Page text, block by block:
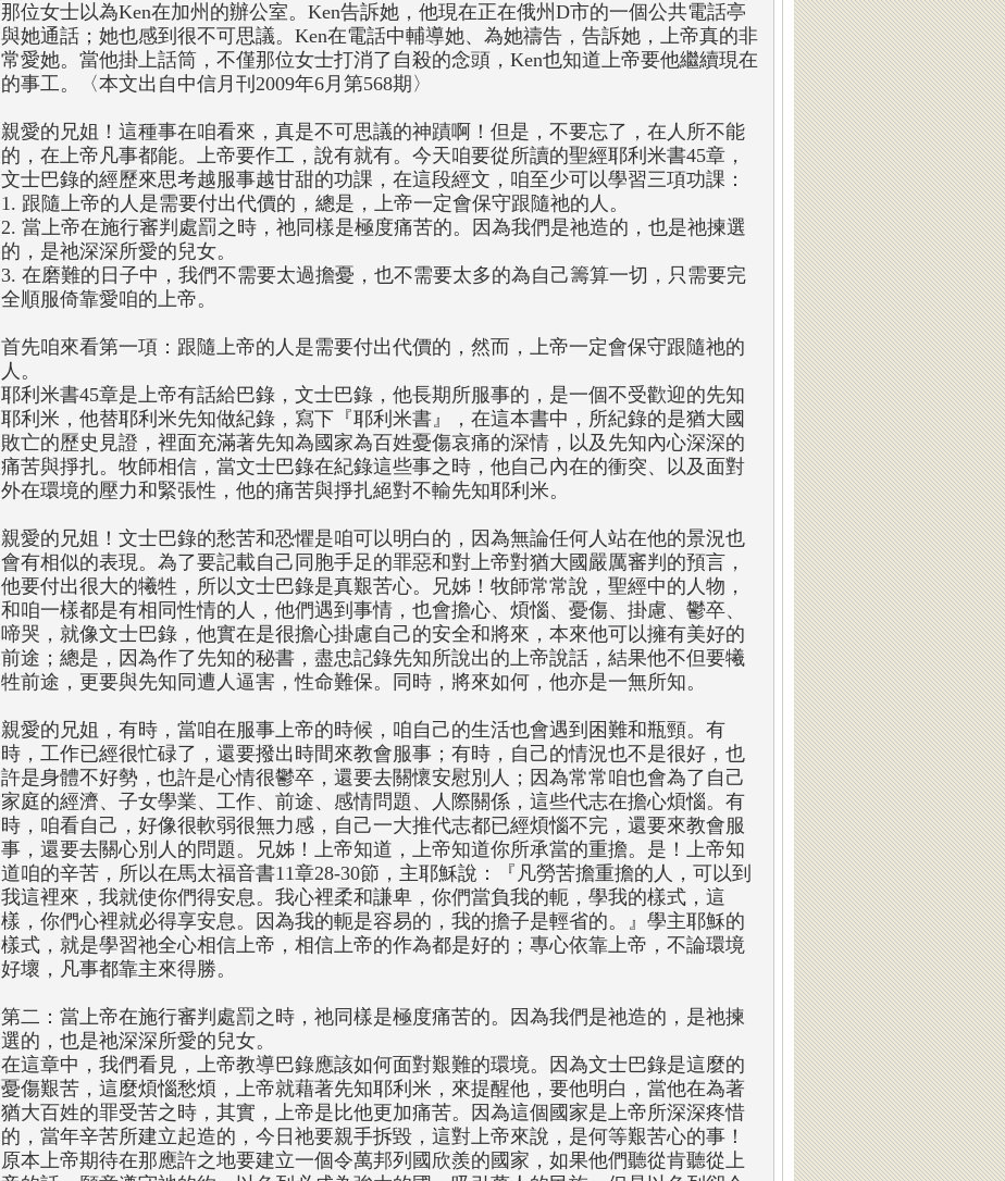
那位女士以為Ken在加州的辦公室。Ken告訴她，他現在正在俄州D市的一個公共電話亭
與她通話；她也感到很不可思議。Ken在電話中輔導她、為她禱告，告訴她，上帝真的非
常愛她。當他掛上話筒，不僅那位女士打消了自殺的念頭，Ken也知道上帝要他繼續現在
的事工。〈本文出自中信月刊2009年6月第568期〉
親愛的兄姐！這種事在咱看來，真是不可思議的神蹟啊！但是，不要忘了，在人所不能
的，在上帝凡事都能。上帝要作工，說有就有。今天咱要從所讀的聖經耶利米書45章，
文士巴錄的經歷來思考越服事越甘甜的功課，在這段經文，咱至少可以學習三項功課：
1. 跟隨上帝的人是需要付出代價的，總是，上帝一定會保守跟隨祂的人。
2. 當上帝在施行審判處罰之時，祂同樣是極度痛苦的。因為我們是祂造的，也是祂揀選
的，是祂深深所愛的兒女。
3. 在磨難的日子中，我們不需要太過擔憂，也不需要太多的為自己籌算一切，只需要完
全順服倚靠愛咱的上帝。
首先咱來看第一項：跟隨上帝的人是需要付出代價的，然而，上帝一定會保守跟隨祂的
人。
耶利米書45章是上帝有話給巴錄，文士巴錄，他長期所服事的，是一個不受歡迎的先知
耶利米，他替耶利米先知做紀錄，寫下『耶利米書』，在這本書中，所紀錄的是猶大國
敗亡的歷史見證，裡面充滿著先知為國家為百姓憂傷哀痛的深情，以及先知內心深深的
痛苦與掙扎。牧師相信，當文士巴錄在紀錄這些事之時，他自己內在的衝突、以及面對
外在環境的壓力和緊張性，他的痛苦與掙扎絕對不輸先知耶利米。
親愛的兄姐！文士巴錄的愁苦和恐懼是咱可以明白的，因為無論任何人站在他的景況也
會有相似的表現。為了要記載自己同胞手足的罪惡和對上帝對猶大國嚴厲審判的預言，
他要付出很大的犧牲，所以文士巴錄是真艱苦心。兄姊！牧師常常說，聖經中的人物，
和咱一樣都是有相同性情的人，他們遇到事情，也會擔心、煩惱、憂傷、掛慮、鬱卒、
啼哭，就像文士巴錄，他實在是很擔心掛慮自己的安全和將來，本來他可以擁有美好的
前途；總是，因為作了先知的秘書，盡忠記錄先知所說出的上帝說話，結果他不但要犧
牲前途，更要與先知同遭人逼害，性命難保。同時，將來如何，他亦是一無所知。
親愛的兄姐，有時，當咱在服事上帝的時候，咱自己的生活也會遇到困難和瓶頸。有
時，工作已經很忙碌了，還要撥出時間來教會服事；有時，自己的情況也不是很好，也
許是身體不好勢，也許是心情很鬱卒，還要去關懷安慰別人；因為常常咱也會為了自己
家庭的經濟、子女學業、工作、前途、感情問題、人際關係，這些代志在擔心煩惱。有
時，咱看自己，好像很軟弱很無力感，自己一大推代志都已經煩惱不完，還要來教會服
事，還要去關心別人的問題。兄姊！上帝知道，上帝知道你所承當的重擔。是！上帝知
道咱的辛苦，所以在馬太福音書11章28-30節，主耶穌說：『凡勞苦擔重擔的人，可以到
我這裡來，我就使你們得安息。我心裡柔和謙卑，你們當負我的軛，學我的樣式，這
樣，你們心裡就必得享安息。因為我的軛是容易的，我的擔子是輕省的。』學主耶穌的
樣式，就是學習祂全心相信上帝，相信上帝的作為都是好的；專心依靠上帝，不論環境
好壞，凡事都靠主來得勝。
第二：當上帝在施行審判處罰之時，祂同樣是極度痛苦的。因為我們是祂造的，是祂揀
選的，也是祂深深所愛的兒女。
在這章中，我們看見，上帝教導巴錄應該如何面對艱難的環境。因為文士巴錄是這麼的
憂傷艱苦，這麼煩惱愁煩，上帝就藉著先知耶利米，來提醒他，要他明白，當他在為著
猶大百姓的罪受苦之時，其實，上帝是比他更加痛苦。因為這個國家是上帝所深深疼惜
的，當年辛苦所建立起造的，今日祂要親手拆毀，這對上帝來說，是何等艱苦心的事！
原本上帝期待在那應許之地要建立一個令萬邦列國欣羨的國家，如果他們聽從肯聽從上